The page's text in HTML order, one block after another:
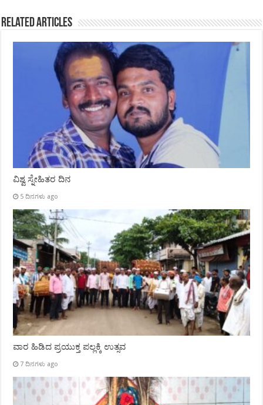
Related Articles
ವಿಶ್ವ ಸ್ನೇಹಿತರ ದಿನ
5 ದಿನಗಳು ago
ವಾರ ಹಿಡಿದ ಪ್ರಯುಕ್ತ ಪಲ್ಲಕ್ಕಿ ಉತ್ಸವ
7 ದಿನಗಳು ago